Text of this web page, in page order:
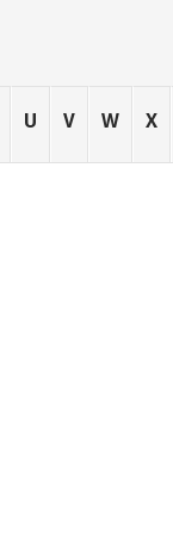
U V W X